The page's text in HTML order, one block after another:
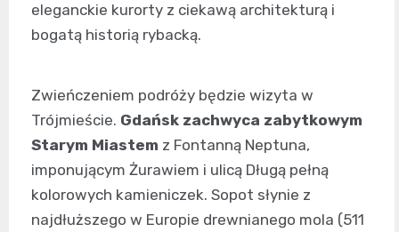
eleganckie kurorty z ciekawą architekturą i
bogatą historią rybacką.
Zwieńczeniem podróży będzie wizyta w
Trójmieście. Gdańsk zachwyca zabytkowym
Starym Miastem z Fontanną Neptuna,
imponującym Żurawiem i ulicą Długą pełną
kolorowych kamieniczek. Sopot słynie z
najdłuższego w Europie drewnianego mola (511